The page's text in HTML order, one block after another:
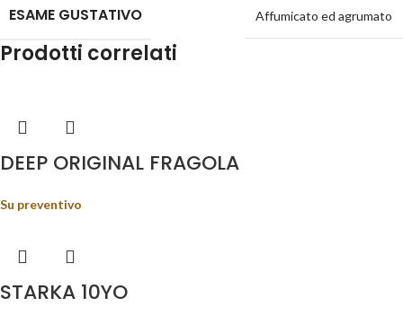
ESAME GUSTATIVO Affumicato ed agrumato
Prodotti correlati
DEEP ORIGINAL FRAGOLA
Su preventivo
STARKA 10YO